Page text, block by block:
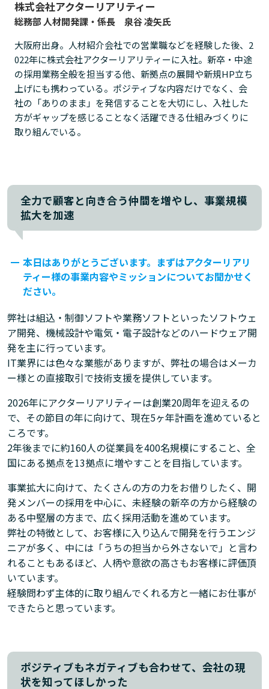
株式会社アクターリアリティー
総務部 人材開発課・係長 泉谷 凌矢氏
大阪府出身。人材紹介会社での営業職などを経験した後、2
022年に株式会社アクターリアリティーに入社。新卒・中途
の採用業務全般を担当する他、新拠点の展開や新規HP立ち
上げにも携わっている。ポジティブな内容だけでなく、会
社の「ありのまま」を発信することを大切にし、入社した
方がギャップを感じることなく活躍できる仕組みづくりに
取り組んでいる。
全力で顧客と向き合う仲間を増やし、事業規模
拡大を加速
本日はありがとうございます。まずはアクターリアリ
ティー様の事業内容やミッションについてお聞かせく
ださい。
弊社は組込・制御ソフトや業務ソフトといったソフトウェ
ア開発、機械設計や電気・電子設計などのハードウェア開
発を主に行っています。
IT業界には色々な業態がありますが、弊社の場合はメーカ
ー様との直接取引で技術支援を提供しています。
2026年にアクターリアリティーは創業20周年を迎えるの
で、その節目の年に向けて、現在5ヶ年計画を進めていると
ころです。
2年後までに約160人の従業員を400名規模にすること、全
国にある拠点を13拠点に増やすことを目指しています。
事業拡大に向けて、たくさんの方の力をお借りしたく、開
発メンバーの採用を中心に、未経験の新卒の方から経験の
ある中堅層の方まで、広く採用活動を進めています。
弊社の特徴として、お客様に入り込んで開発を行うエンジ
ニアが多く、中には「うちの担当から外さないで」と言わ
れることもあるほど、人柄や意欲の高さもお客様に評価頂
いています。
経験問わず主体的に取り組んでくれる方と一緒にお仕事が
できたらと思っています。
ポジティブもネガティブも合わせて、会社の現
状を知ってほしかった